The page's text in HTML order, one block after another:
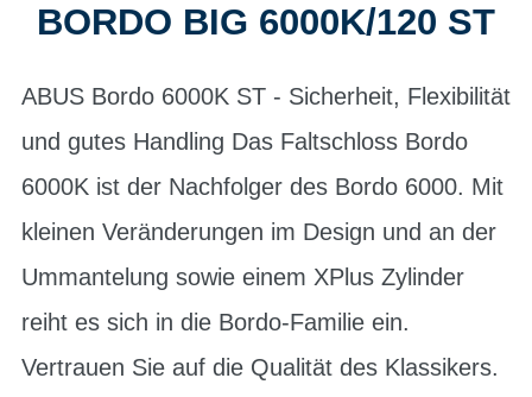
BORDO BIG 6000K/120 ST
ABUS Bordo 6000K ST - Sicherheit, Flexibilität
und gutes Handling Das Faltschloss Bordo
6000K ist der Nachfolger des Bordo 6000. Mit
kleinen Veränderungen im Design und an der
Ummantelung sowie einem XPlus Zylinder
reiht es sich in die Bordo-Familie ein.
Vertrauen Sie auf die Qualität des Klassikers.